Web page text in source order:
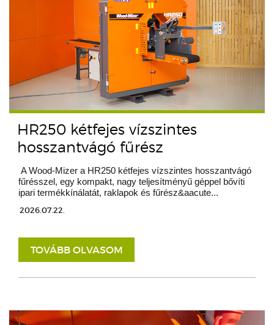
HR250 kétfejes vízszintes
hosszantvágó fűrész
A Wood-Mizer a HR250 kétfejes vízszintes hosszantvágó
fűrésszel, egy kompakt, nagy teljesítményű géppel bővíti
ipari termékkínálatát, raklapok és fűrész&aacute...
2026.07.22.
TOVÁBB OLVASOM